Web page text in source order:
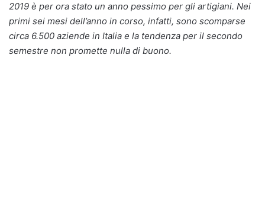
2019 è per ora stato un anno pessimo per gli artigiani. Nei
primi sei mesi dell’anno in corso, infatti, sono scomparse
circa 6.500 aziende in Italia e la tendenza per il secondo
semestre non promette nulla di buono.